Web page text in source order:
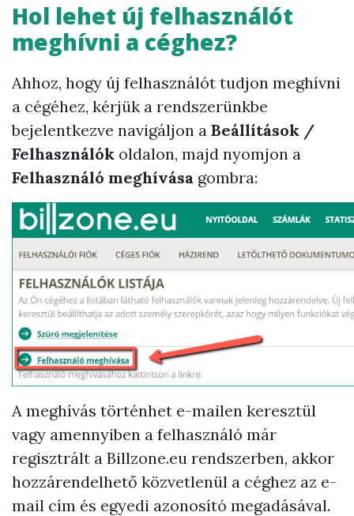
Hol lehet új felhasználót
meghívni a céghez?
Ahhoz, hogy új felhasználót tudjon meghívni
a cégéhez, kérjük a rendszerünkbe
bejelentkezve navigáljon a Beállítások /
Felhasználók oldalon, majd nyomjon a
Felhasználó meghívása gombra:
A meghívás történhet e-mailen keresztül
vagy amennyiben a felhasználó már
regisztrált a Billzone.eu rendszerben, akkor
hozzárendelhető közvetlenül a céghez az e-
mail cím és egyedi azonosító megadásával.